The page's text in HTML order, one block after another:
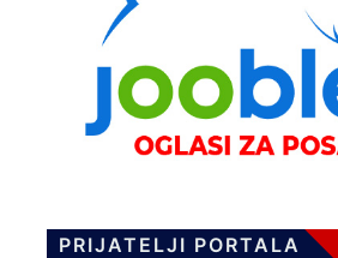
PRIJATELJI PORTALA